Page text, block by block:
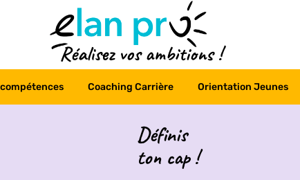
Réalisez vos ambitions !
Coaching Carrière Orientation Jeunes
Définis
ton cap !